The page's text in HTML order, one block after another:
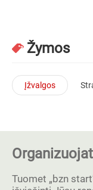
Žymos
Įžvalgos
Tuomet „bzn